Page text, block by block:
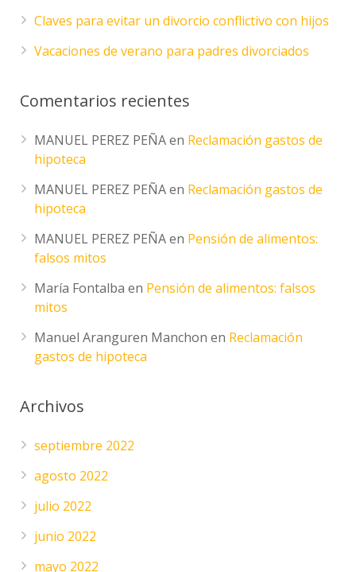
Claves para evitar un divorcio conflictivo con hijos
Vacaciones de verano para padres divorciados
Comentarios recientes
MANUEL PEREZ PEÑAen Reclamación gastos de
hipoteca
MANUEL PEREZ PEÑAen Reclamación gastos de
hipoteca
MANUEL PEREZ PEÑAen Pensión de alimentos:
falsos mitos
María Fontalba en Pensión de alimentos: falsos
mitos
Manuel Aranguren Manchon en Reclamación
gastos de hipoteca
Archivos
septiembre 2022
agosto 2022
julio 2022
junio 2022
mayo 2022